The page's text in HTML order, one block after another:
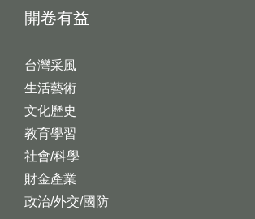
開卷有益
台灣采風
生活藝術
文化歷史
教育學習
社會/科學
財金產業
政治/外交/國防